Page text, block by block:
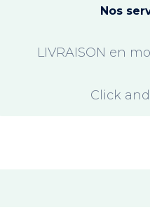
Nos
LIVRAISON en
Click